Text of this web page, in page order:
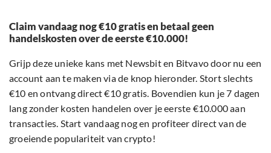
Claim vandaag nog €10 gratis en betaal geen
handelskosten over de eerste €10.000!
Grijp deze unieke kans met Newsbit en Bitvavo door nu een
account aan te maken via de knop hieronder. Stort slechts
€10 en ontvang direct €10 gratis. Bovendien kun je 7 dagen
lang zonder kosten handelen over je eerste €10.000 aan
transacties. Start vandaag nog en profiteer direct van de
groeiende populariteit van crypto!